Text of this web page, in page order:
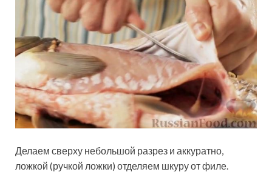
Делаем сверху небольшой разрез и аккуратно,
ложкой (ручкой ложки) отделяем шкуру от филе.